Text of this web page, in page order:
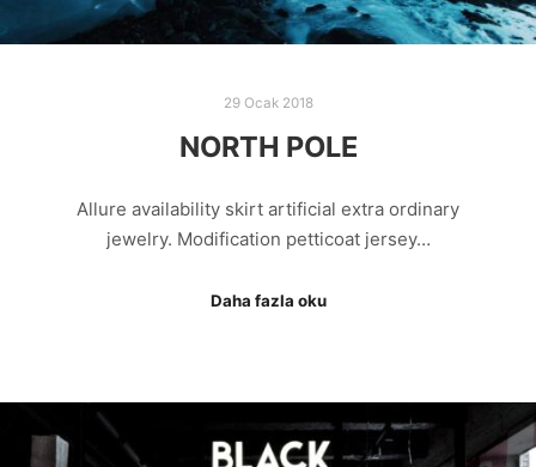
29 Ocak 2018
NORTH POLE
Allure availability skirt artificial extra ordinary
jewelry. Modification petticoat jersey…
Daha fazla oku